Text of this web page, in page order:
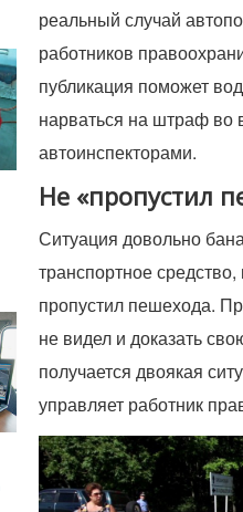
реальный случай
работников
публикация поможет
нарваться на штраф во
автоинспекторами.
Не «пропустил
Ситуация довольно
транспортное
пропустил пешехода.
не видел и доказать
получается двоякая
управляет работник